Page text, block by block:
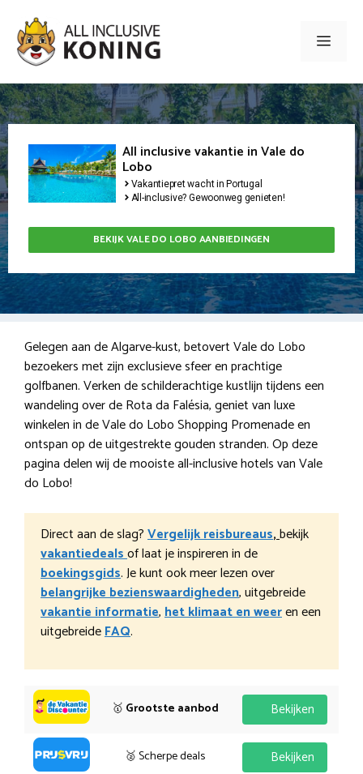
naar
inhoud
Menu
All inclusive vakantie in Vale do
Lobo
Vakantiepret wacht in Portugal
All-inclusive? Gewoonweg genieten!
BEKIJK VALE DO LOBO AANBIEDINGEN
Gelegen aan de Algarve-kust, betovert Vale do Lobo
bezoekers met zijn exclusieve sfeer en prachtige
golfbanen. Verken de schilderachtige kustlijn tijdens een
wandeling over de Rota da Falésia, geniet van luxe
winkelen in de Vale do Lobo Shopping Promenade en
ontspan op de uitgestrekte gouden stranden. Op deze
pagina delen wij de mooiste all-inclusive hotels van Vale
do Lobo!
Direct aan de slag?Vergelijk reisbureaus,bekijk
vakantiedealsof laat je inspireren in de
boekingsgids. Je kunt ook meer lezen over
belangrijke bezienswaardigheden, uitgebreide
vakantie informatie,het klimaat en weeren een
uitgebreideFAQ.
🥇 Grootste aanbod Bekijken
🥈 Scherpe deals Bekijken